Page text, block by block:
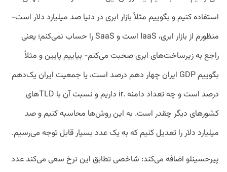
استفاده کنیم و بگوییم مثلاً بازار ابری در دنیا صد میلیارد دلار است-
منظورم از بازار ابری، IaaS است و SaaS را حساب نمی‌کنم؛ یعنی
راجع به زیرساخت‌های ابری صحبت می‌کنم- بیاییم پایین و مثلاً
بگوییم GDP ایران چهار دهم درصد است، یا جمعیت ایران یک‌دهم
درصد است و چه تعداد دامنه .ir داریم و نسبت آن با TLDهای
کشورهای دیگر چقدر است. به این روش‌ها محاسبه کنیم و صد
میلیارد دلار را تعدیل کنیم که به یک عدد بسیار قابل توجه می‌رسیم.
پیرحسینلو اضافه می‌کند: شاخصی تطابق این نرخ سعی می‌کند عدد